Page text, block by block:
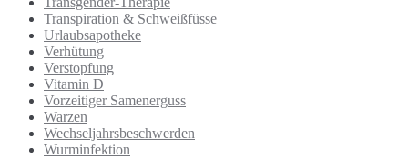
Transpiration & Schweißfüsse
Urlaubsapotheke
Verhütung
Verstopfung
Vitamin D
Vorzeitiger Samenerguss
Warzen
Wechseljahrsbeschwerden
Wurminfektion